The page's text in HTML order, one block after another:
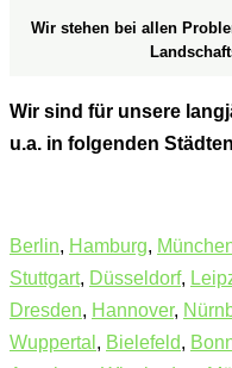
Wir stehen bei allen
Wir sind für unsere
u.a. in folgenden
Berlin, Hamburg,
Stuttgart, Düsseldorf,
Dresden, Hannover,
Wuppertal , Bielefeld,